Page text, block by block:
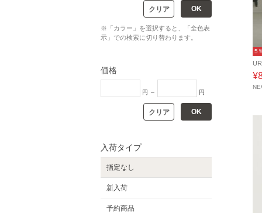
5
クリア OK
※「カラー」を選択すると、「全色表
示」での検索に切り替わります。
価格
円 ～ 円
クリア OK
入荷タイプ
指定なし
新入荷
予約商品